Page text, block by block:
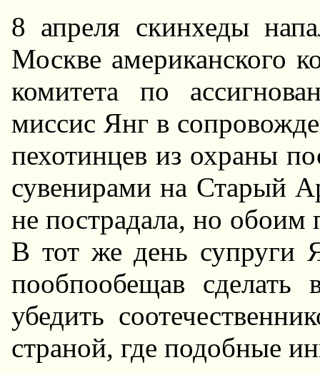
8 апреля скинхеды
Москве американского
комитета по
миссис Янг в
пехотинцев из охраны
сувенирами на Старый
не пострадала, но обоим
В тот же день супруги
пообпообещав
убедить
страной, где подобные